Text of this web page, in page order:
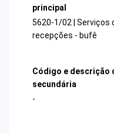
principal
5620-1/02 | Serviços
recepções - bufê
Código e descrição
secundária
-